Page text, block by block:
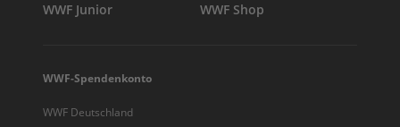
WWF Junior WWF Shop
WWF-Spendenkonto
WWF Deutschland